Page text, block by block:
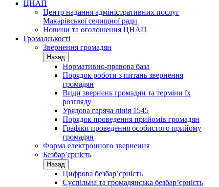
ЦНАП
Центр надання адміністративних послуг
Макарівської селищної ради
Новини та оголошення ЦНАП
Громадськості
Звернення громадян
Назад
Нормативно-правова база
Порядок роботи з питань звернення
громадян
Види звернень громадян та терміни їх
розгляду
Урядова гаряча лінія 1545
Порядок проведення прийомів громадян
Графіки проведення особистого прийому
громадян
Форма електронного звернення
Безбар’єрність
Назад
Цифрова безбар’єрність
Суспільна та громадянська безбар’єрність